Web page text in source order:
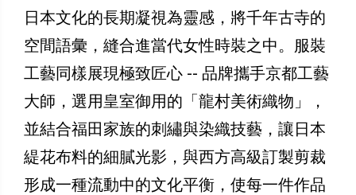
日本文化的長期凝視為靈感，將千年古寺的
空間語彙，縫合進當代女性時裝之中。服裝
工藝同樣展現極致匠心 -- 品牌攜手京都工藝
大師，選用皇室御用的「龍村美術織物」，
並結合福田家族的刺繡與染織技藝，讓日本
緹花布料的細膩光影，與西方高級訂製剪裁
形成一種流動中的文化平衡，使每一件作品